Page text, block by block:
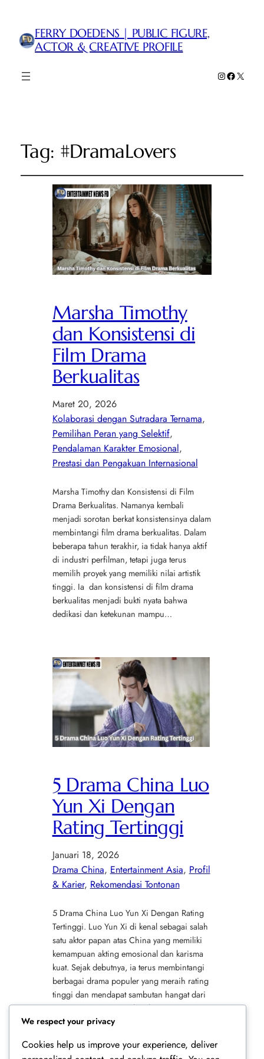
FERRY DOEDENS | PUBLIC FIGURE,
ACTOR & CREATIVE PROFILE
Instagram
Facebook
X
Tag: #DramaLovers
Marsha Timothy
dan Konsistensi di
Film Drama
Berkualitas
Maret 20, 2026
Kolaborasi dengan Sutradara Ternama
Pemilihan Peran yang Selektif
Pendalaman Karakter Emosional
Prestasi dan Pengakuan Internasional
Marsha Timothy dan Konsistensi di Film
Drama Berkualitas. Namanya kembali
menjadi sorotan berkat konsistensinya dalam
membintangi film drama berkualitas. Dalam
beberapa tahun terakhir, ia tidak hanya aktif
di industri perfilman, tetapi juga terus
memilih proyek yang memiliki nilai artistik
tinggi. Ia dan konsistensi di film drama
berkualitas menjadi bukti nyata bahwa
dedikasi dan ketekunan mampu…
5 Drama China Luo
Yun Xi Dengan
Rating Tertinggi
Januari 18, 2026
Drama China, Entertainment Asia, Profil
& Karier, Rekomendasi Tontonan
5 Drama China Luo Yun Xi Dengan Rating
Tertinggi. Luo Yun Xi di kenal sebagai salah
satu aktor papan atas China yang memiliki
kemampuan akting emosional dan karisma
kuat. Sejak debutnya, ia terus membintangi
berbagai drama populer yang meraih rating
tinggi dan mendapat sambutan hangat dari
penonton internasional. Selain itu, perannya
yang beragam membuat namanya…
We respect your privacy
Cookies help us improve your experience, deliver